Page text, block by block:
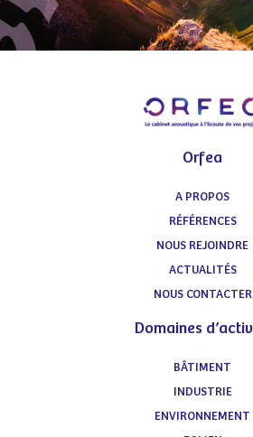
Orfea
A PROPOS
RÉFÉRENCES
NOUS REJOINDRE
ACTUALITÉS
NOUS CONTACTER
Domaines
BÂTIMENT
INDUSTRIE
ENVIRONNEMENT